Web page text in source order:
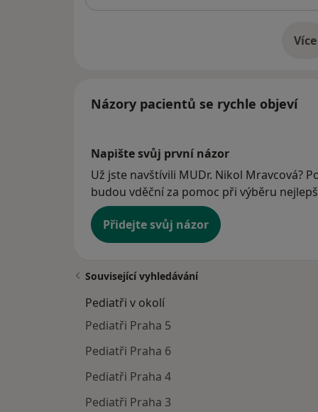
Více
o
Názory pacientů se rychle objeví
Napište svůj první názor
Už jste navštívili MUDr. Nikol Mravcová?
budou vděční za pomoc při výběru
Přidejte svůj názor
Související vyhledávání
Pediatři v okolí
Pediatři Praha 5
Pediatři Praha 6
Pediatři Praha 4
Pediatři Praha 3